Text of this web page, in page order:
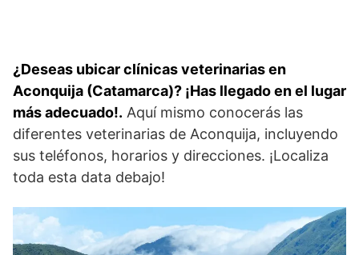
¿Deseas ubicar clínicas veterinarias en
Aconquija (Catamarca)? ¡Has llegado en el lugar
más adecuado!. Aquí mismo conocerás las
diferentes veterinarias de Aconquija, incluyendo
sus teléfonos, horarios y direcciones. ¡Localiza
toda esta data debajo!